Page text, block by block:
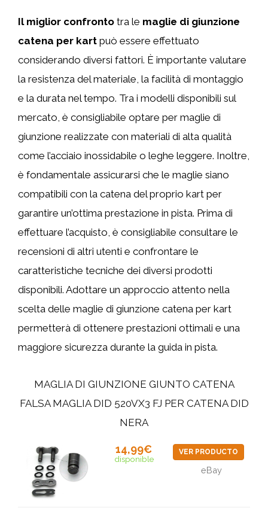
Il miglior confronto tra le maglie di giunzione
catena per kart può essere effettuato
considerando diversi fattori. È importante valutare
la resistenza del materiale, la facilità di montaggio
e la durata nel tempo. Tra i modelli disponibili sul
mercato, è consigliabile optare per maglie di
giunzione realizzate con materiali di alta qualità
come l’acciaio inossidabile o leghe leggere. Inoltre,
è fondamentale assicurarsi che le maglie siano
compatibili con la catena del proprio kart per
garantire un’ottima prestazione in pista. Prima di
effettuare l’acquisto, è consigliabile consultare le
recensioni di altri utenti e confrontare le
caratteristiche tecniche dei diversi prodotti
disponibili. Adottare un approccio attento nella
scelta delle maglie di giunzione catena per kart
permetterà di ottenere prestazioni ottimali e una
maggiore sicurezza durante la guida in pista.
MAGLIA DI GIUNZIONE GIUNTO CATENA
FALSA MAGLIA DID 520VX3 FJ PER CATENA DID
NERA
14,99€
disponible
VER PRODUCTO
eBay